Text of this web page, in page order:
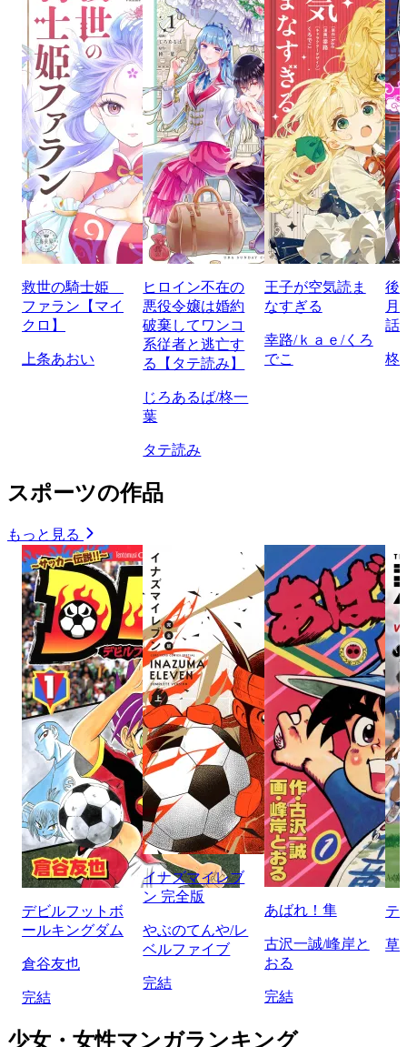
救世の騎士姫
ファラン【マイ
クロ】
上条あおい
ヒロイン不在の
悪役令嬢は婚約
破棄してワンコ
系従者と逃亡す
る【タテ読み】
じろあるば/柊一
葉
タテ読み
王子が空気読ま
なすぎる
幸路/ｋａｅ/くろ
でこ
後
月
話
柊
スポーツの作品
もっと見る
デビルフットボ
ールキングダム
倉谷友也
完結
イナズマイレブ
ン 完全版
やぶのてんや/レ
ベルファイブ
完結
あばれ！隼
古沢一誠/峰岸と
おる
完結
テ
草
少女・女性マンガランキング